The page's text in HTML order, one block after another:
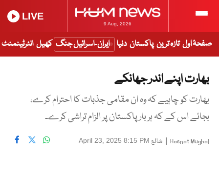
9 Aug, 2026
LIVE
صفحۂ اول تازہ ترین پاکستان دنیا ایران-اسرائیل جنگ کھیل انٹرٹینمنٹ
بھارت اپنے اندر جھانکے
بھارت کو چاہیے کہ وہ ان مقامی جذبات کا احترام کرے،
بجائے اس کے کہ ہر بار پاکستان پر الزام تراشی کرے۔
Hasnat Mughal
| شائع April 23, 2025 8:15 PM